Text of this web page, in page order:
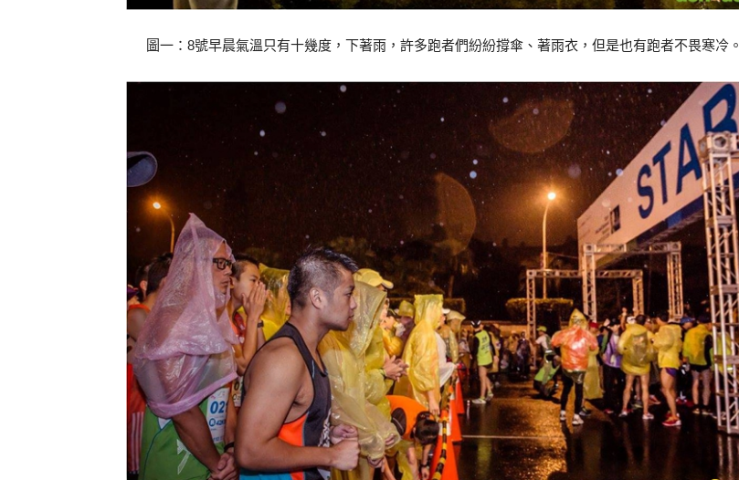
圖一：8號早晨氣溫只有十幾度，下著雨，許多跑者們紛紛撐傘、著雨衣，但是也有跑者不畏寒冷。